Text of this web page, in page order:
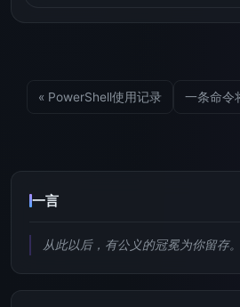
« PowerShell使用记录 一条命令
一言
从此以后，有公义的冠冕为你留存。